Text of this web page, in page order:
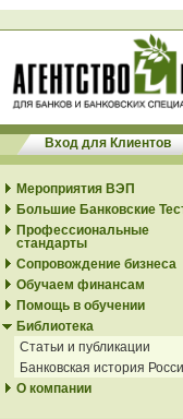
Вход для Клиентов
Мероприятия ВЭП
Большие Банковские
Профессиональные
стандарты
Сопровождение бизнеса
Обучаем финансам
Помощь в обучении
Библиотека
Статьи и публикации
Банковская история
О компании